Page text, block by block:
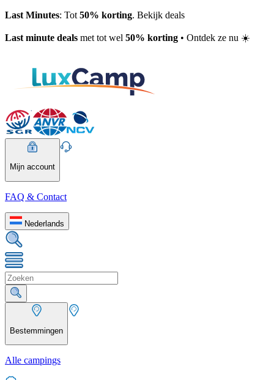
Last Minutes: Tot 50% korting. Bekijk deals
Last minute deals met tot wel 50% korting • Ontdek ze nu ☀️
Mijn account
FAQ & Contact
Nederlands
Bestemmingen
Alle campings